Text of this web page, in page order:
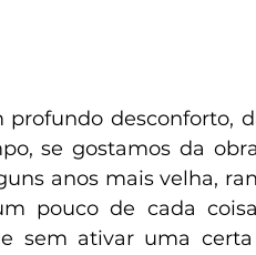
desconforto,
se gostamos da
anos mais velha,
pouco de cada
sem ativar uma